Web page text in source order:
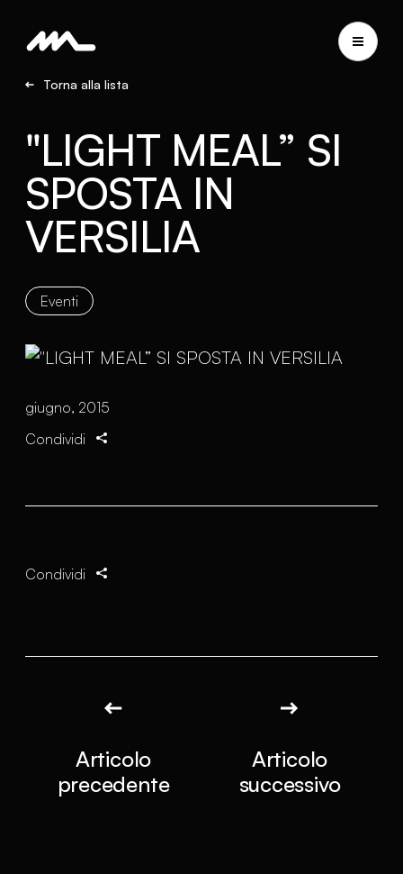
Torna alla lista
"LIGHT MEAL” SI
SPOSTA IN
VERSILIA
Eventi
giugno, 2015
Condividi
Condividi
Articolo
precedente
Articolo
successivo